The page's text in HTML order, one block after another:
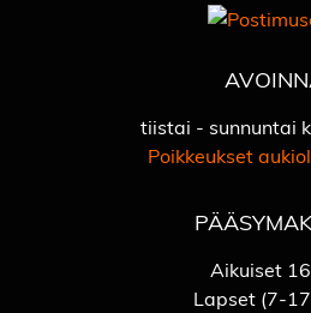
tiistai - sunnuntai
Poikkeukset
Aikuiset
Lapset (7-